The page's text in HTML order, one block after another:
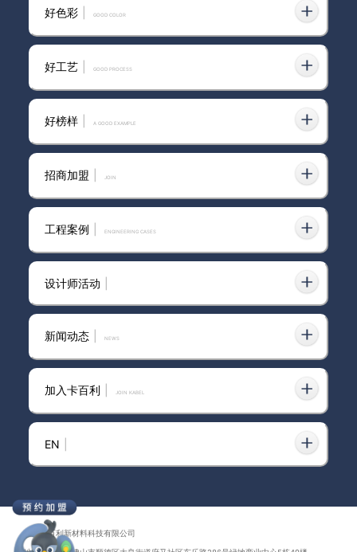
卡百利艺术漆加盟费
卡百利抖音获客特训营第二期陪
跑效果喜报｜重庆江北门店
卡百利经销商第一期抖音获客特
训营｜浙江省杭州市培训战报
卡百利经销商第三期抖音获客特
卡百利经销商第二期抖音获客特
门店
好色彩 GOOD COLOR
好工艺 GOOD PROCESS
好榜样 A GOOD EXAMPLE
招商加盟 join
工程案例 ENGINEERING CASES
设计师活动
新闻动态 news
加入卡百利 JOIN KABEL
EN
广东卡百利新材料科技有限公司